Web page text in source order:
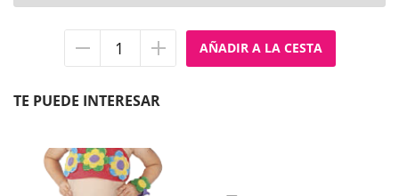
TE PUEDE INTERESAR